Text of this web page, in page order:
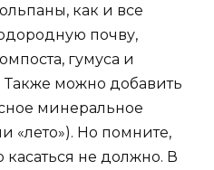
как и все
почву,
гумуса и
Также можно добавить
минеральное
«лето»). Но помните,
не должно. В